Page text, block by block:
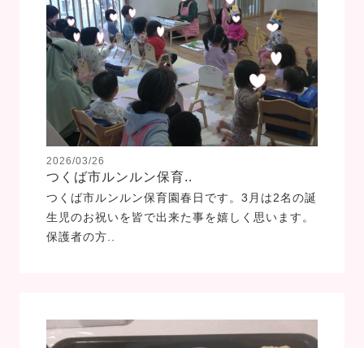
2026/03/26
つくば市ルンルン保育..
つくば市ルンルン保育園春日です。3月は2名の誕
生児のお祝いを皆で出来た事を嬉しく思います。
保護者の方..